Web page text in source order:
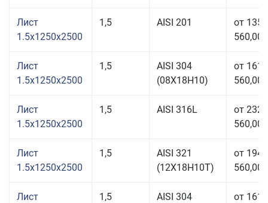
Лист
1.5x1250x2500
1,5 AISI 201
от 135
560,00
Лист
1.5x1250x2500
1,5
AISI 304
(08Х18Н10)
от 161
560,00
Лист
1.5x1250x2500
1,5 AISI 316L
от 232
560,00
Лист
1.5x1250x2500
1,5
AISI 321
(12Х18Н10Т)
от 194
560,00
Лист
1,5
AISI 304
от 161